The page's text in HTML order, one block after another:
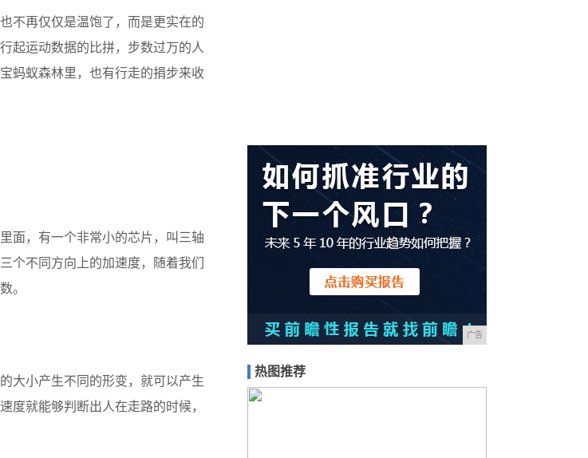
不再仅仅是温饱了，而是更实在的
起运动数据的比拼，步数过万的人
蚂蚁森林里，也有行走的捐步来收
面，有一个非常小的芯片，叫三轴
个不同方向上的加速度，随着我们
。
大小产生不同的形变，就可以产生
度就能够判断出人在走路的时候，
广告
热图推荐